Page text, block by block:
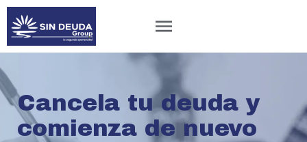
Cancela tu deuda y
comienza de nuevo